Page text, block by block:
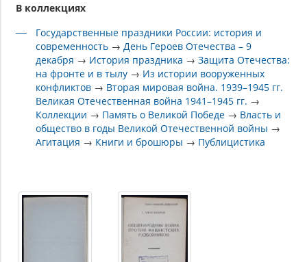
В коллекциях
Государственные праздники России: история и
современность →День Героев Отечества – 9
декабря → История праздника →Защита Отечества:
на фронте и в тылу → Из истории вооруженных
конфликтов → Вторая мировая война. 1939–1945 гг.
Великая Отечественная война 1941–1945 гг. →
Коллекции → Память о Великой Победе → Власть и
общество в годы Великой Отечественной войны →
Агитация → Книги и брошюры → Публицистика